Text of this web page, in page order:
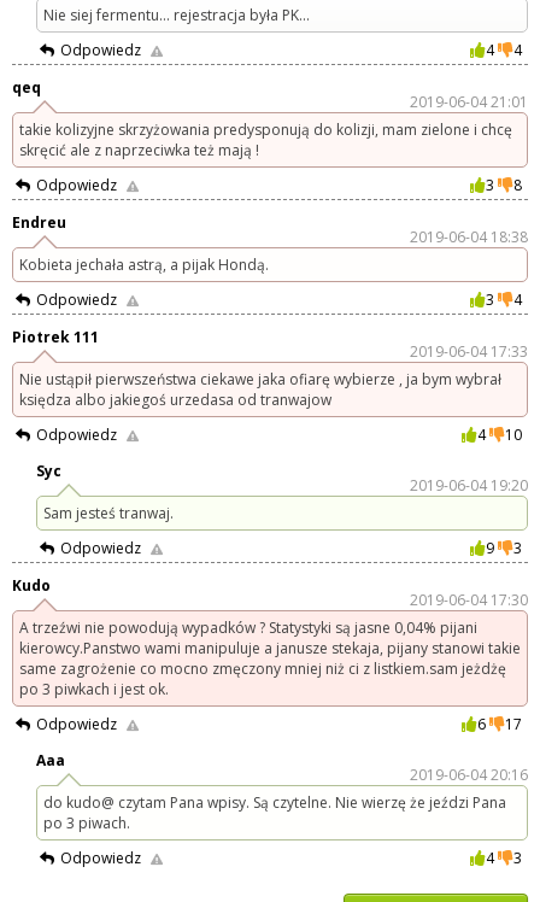
Nie siej fermentu... rejestracja była PK...
Odpowiedz
4
4
qeq
2019-06-04 21:01
takie kolizyjne skrzyżowania predysponują do kolizji, mam zielone i chcę
skręcić ale z naprzeciwka też mają !
Odpowiedz
3
8
Endreu
2019-06-04 18:38
Kobieta jechała astrą, a pijak Hondą.
Odpowiedz
3
4
Piotrek 111
2019-06-04 17:33
Nie ustąpił pierwszeństwa ciekawe jaka ofiarę wybierze , ja bym wybrał
księdza albo jakiegoś urzedasa od tranwajow
Odpowiedz
4
10
Syc
2019-06-04 19:20
Sam jesteś tranwaj.
Odpowiedz
9
3
Kudo
2019-06-04 17:30
A trzeźwi nie powodują wypadków ? Statystyki są jasne 0,04% pijani
kierowcy.Panstwo wami manipuluje a janusze stekaja, pijany stanowi takie
same zagrożenie co mocno zmęczony mniej niż ci z listkiem.sam jeżdżę
po 3 piwkach i jest ok.
Odpowiedz
6
17
Aaa
2019-06-04 20:16
do kudo@ czytam Pana wpisy. Są czytelne. Nie wierzę że jeździ Pana
po 3 piwach.
Odpowiedz
4 3